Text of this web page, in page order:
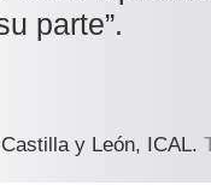
parte”.
y León, ICAL.